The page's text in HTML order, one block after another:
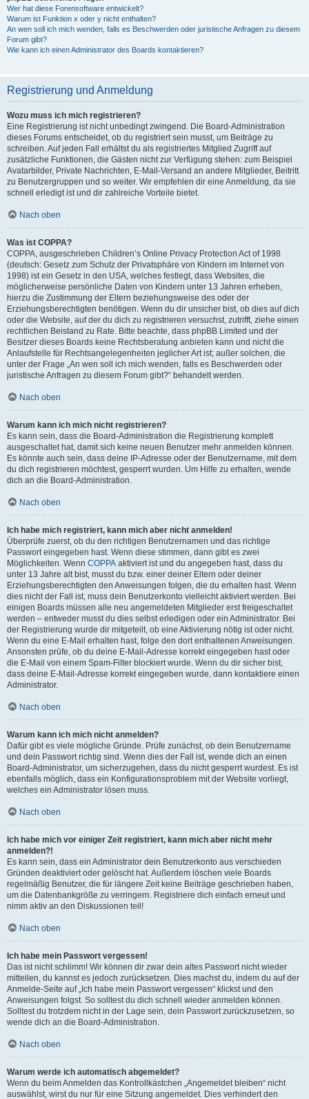
Wer hat diese Forensoftware entwickelt?
Warum ist Funktion x oder y nicht enthalten?
An wen soll ich mich wenden, falls es Beschwerden oder juristische Anfragen zu diesem
Forum gibt?
Wie kann ich einen Administrator des Boards kontaktieren?
Registrierung und Anmeldung
Wozu muss ich mich registrieren?
Eine Registrierung ist nicht unbedingt zwingend. Die Board-Administration
dieses Forums entscheidet, ob du registriert sein musst, um Beiträge zu
schreiben. Auf jeden Fall erhältst du als registriertes Mitglied Zugriff auf
zusätzliche Funktionen, die Gästen nicht zur Verfügung stehen: zum Beispiel
Avatarbilder, Private Nachrichten, E-Mail-Versand an andere Mitglieder, Beitritt
zu Benutzergruppen und so weiter. Wir empfehlen dir eine Anmeldung, da sie
schnell erledigt ist und dir zahlreiche Vorteile bietet.
Nach oben
Was ist COPPA?
COPPA, ausgeschrieben Children’s Online Privacy Protection Act of 1998
(deutsch: Gesetz zum Schutz der Privatsphäre von Kindern im Internet von
1998) ist ein Gesetz in den USA, welches festlegt, dass Websites, die
möglicherweise persönliche Daten von Kindern unter 13 Jahren erheben,
hierzu die Zustimmung der Eltern beziehungsweise des oder der
Erziehungsberechtigten benötigen. Wenn du dir unsicher bist, ob dies auf dich
oder die Website, auf der du dich zu registrieren versuchst, zutrifft, ziehe einen
rechtlichen Beistand zu Rate. Bitte beachte, dass phpBB Limited und der
Besitzer dieses Boards keine Rechtsberatung anbieten kann und nicht die
Anlaufstelle für Rechtsangelegenheiten jeglicher Art ist; außer solchen, die
unter der Frage „An wen soll ich mich wenden, falls es Beschwerden oder
juristische Anfragen zu diesem Forum gibt?“ behandelt werden.
Nach oben
Warum kann ich mich nicht registrieren?
Es kann sein, dass die Board-Administration die Registrierung komplett
ausgeschaltet hat, damit sich keine neuen Benutzer mehr anmelden können.
Es könnte auch sein, dass deine IP-Adresse oder der Benutzername, mit dem
du dich registrieren möchtest, gesperrt wurden. Um Hilfe zu erhalten, wende
dich an die Board-Administration.
Nach oben
Ich habe mich registriert, kann mich aber nicht anmelden!
Überprüfe zuerst, ob du den richtigen Benutzernamen und das richtige
Passwort eingegeben hast. Wenn diese stimmen, dann gibt es zwei
Möglichkeiten. Wenn COPPA aktiviert ist und du angegeben hast, dass du
unter 13 Jahre alt bist, musst du bzw. einer deiner Eltern oder deiner
Erziehungsberechtigten den Anweisungen folgen, die du erhalten hast. Wenn
dies nicht der Fall ist, muss dein Benutzerkonto vielleicht aktiviert werden. Bei
einigen Boards müssen alle neu angemeldeten Mitglieder erst freigeschaltet
werden – entweder musst du dies selbst erledigen oder ein Administrator. Bei
der Registrierung wurde dir mitgeteilt, ob eine Aktivierung nötig ist oder nicht.
Wenn du eine E-Mail erhalten hast, folge den dort enthaltenen Anweisungen.
Ansonsten prüfe, ob du deine E-Mail-Adresse korrekt eingegeben hast oder
die E-Mail von einem Spam-Filter blockiert wurde. Wenn du dir sicher bist,
dass deine E-Mail-Adresse korrekt eingegeben wurde, dann kontaktiere einen
Administrator.
Nach oben
Warum kann ich mich nicht anmelden?
Dafür gibt es viele mögliche Gründe. Prüfe zunächst, ob dein Benutzername
und dein Passwort richtig sind. Wenn dies der Fall ist, wende dich an einen
Board-Administrator, um sicherzugehen, dass du nicht gesperrt wurdest. Es ist
ebenfalls möglich, dass ein Konfigurationsproblem mit der Website vorliegt,
welches ein Administrator lösen muss.
Nach oben
Ich habe mich vor einiger Zeit registriert, kann mich aber nicht mehr
anmelden?!
Es kann sein, dass ein Administrator dein Benutzerkonto aus verschieden
Gründen deaktiviert oder gelöscht hat. Außerdem löschen viele Boards
regelmäßig Benutzer, die für längere Zeit keine Beiträge geschrieben haben,
um die Datenbankgröße zu verringern. Registriere dich einfach erneut und
nimm aktiv an den Diskussionen teil!
Nach oben
Ich habe mein Passwort vergessen!
Das ist nicht schlimm! Wir können dir zwar dein altes Passwort nicht wieder
mitteilen, du kannst es jedoch zurücksetzen. Dies machst du, indem du auf der
Anmelde-Seite auf „Ich habe mein Passwort vergessen“ klickst und den
Anweisungen folgst. So solltest du dich schnell wieder anmelden können.
Solltest du trotzdem nicht in der Lage sein, dein Passwort zurückzusetzen, so
wende dich an die Board-Administration.
Nach oben
Warum werde ich automatisch abgemeldet?
Wenn du beim Anmelden das Kontrollkästchen „Angemeldet bleiben“ nicht
auswählst, wirst du nur für eine Sitzung angemeldet. Dies verhindert den